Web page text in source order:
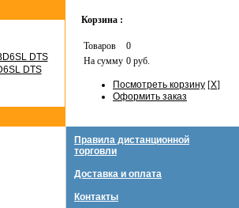
DTS
Корзина :
Товаров
0
На сумму 0 руб.
Посмотреть корзину [X]
Оформить заказ
Правила дистанционной
торговли
Доставка и оплата
Контакты